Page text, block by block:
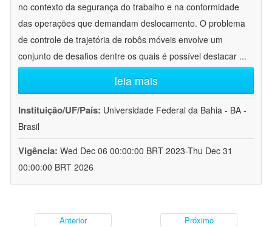
no contexto da segurança do trabalho e na conformidade
das operações que demandam deslocamento. O problema
de controle de trajetória de robôs móveis envolve um
conjunto de desafios dentre os quais é possível destacar ...
leia mais
Instituição/UF/País: Universidade Federal da Bahia - BA -
Brasil
Vigência: Wed Dec 06 00:00:00 BRT 2023-Thu Dec 31
00:00:00 BRT 2026
Anterior Próximo